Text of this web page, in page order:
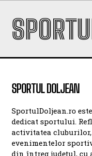
SPORTUL DOLJEAN
SportulDoljean.ro
dedicat sportului.
activitatea
evenimentelor
din întreg județul, cu